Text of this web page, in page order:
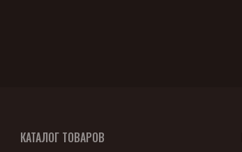
КАТАЛОГ ТОВАРОВ